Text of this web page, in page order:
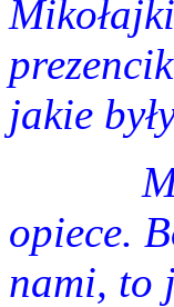
jakie
opiece.
nami, to